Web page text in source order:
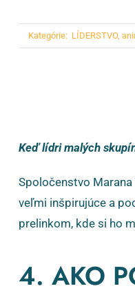
Kategórie: LÍDERSTVO,
Keď lídri malých
Spoločenstvo
veľmi inšpirujúce a
prelinkom, kde si ho
4. AKO